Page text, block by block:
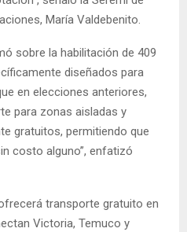
María Valdebenito.
sobre la habilitación de 409
diseñados para
en elecciones anteriores,
para zonas aisladas y
gratuitos, permitiendo que
costo alguno”, enfatizó
transporte gratuito en
Victoria, Temuco y